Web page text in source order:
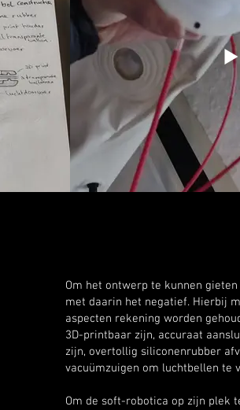
Om het ontwerp te kunnen
met daarin het negatief. Hierbij
aspecten rekening worden
3D-printbaar zijn, accuraat
zijn, overtollig siliconenrubber
vacuümzuigen om luchtbellen te
Om de soft-robotica op zijn plek